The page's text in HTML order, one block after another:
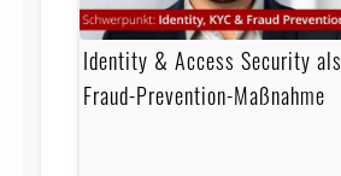
Identity & Access Security als
Fraud-Prevention-Maßnahme